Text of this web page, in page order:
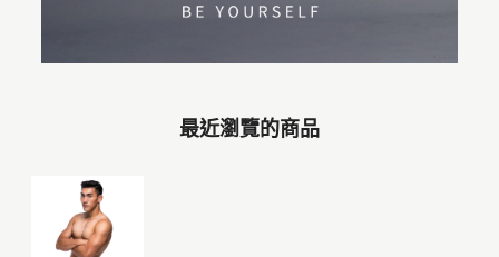
最近瀏覽的商品